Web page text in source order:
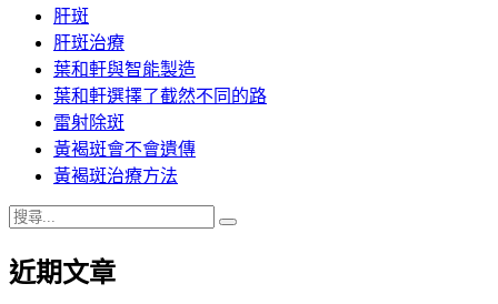
肝斑
肝斑治療
葉和軒與智能製造
葉和軒選擇了截然不同的路
雷射除斑
黃褐斑會不會遺傳
黃褐斑治療方法
搜
關
近期文章